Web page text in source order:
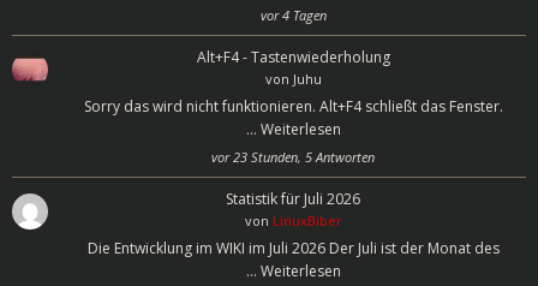
vor 4 Tagen
Alt+F4 - Tastenwiederholung
von Juhu
Sorry das wird nicht funktionieren. Alt+F4 schließt das Fenster.
… Weiterlesen
vor 23 Stunden, 5 Antworten
Statistik für Juli 2026
von LinuxBiber
Die Entwicklung im WIKI im Juli 2026 Der Juli ist der Monat des
… Weiterlesen